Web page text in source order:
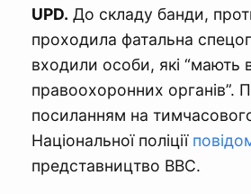
UPD. До складу банди,
проходила фатальна
входили особи, які “мають
правоохоронних органів”.
посиланням на
Національної поліції
представництво BBC.